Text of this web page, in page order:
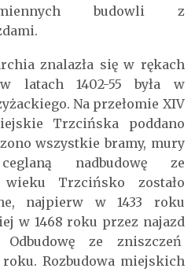
budowli z
znalazła się w rękach
latach 1402-55 była w
Na przełomie XIV
Trzcińska poddano
wszystkie bramy, mury
nadbudowę ze
Trzcińsko zostało
najpierw w 1433 roku
w 1468 roku przez najazd
ze zniszczeń
roku. Rozbudowa miejskich